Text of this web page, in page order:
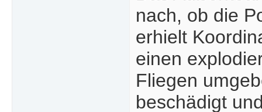
nach, ob die
erhielt
einen
Fliegen
beschädigt